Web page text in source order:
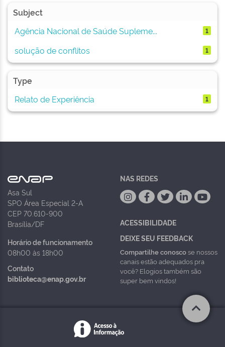
Subject
Agência Nacional de Saúde Supleme...
1
solução de conflitos 1
Type
Relato de Experiência
1
Asa Sul
SPO Área Especial 2-A
CEP 70.610-900
Brasília/DF
Horário de funcionamento
08h00 às 18h00
Contato
biblioteca@enap.gov.br
NAS REDES
ACESSIBILIDADE
DEIXE SEU FEEDBACK
Compartilhe conoscose nossos
canais estão adequados pra
você? Elogios também são
super bem vindos!